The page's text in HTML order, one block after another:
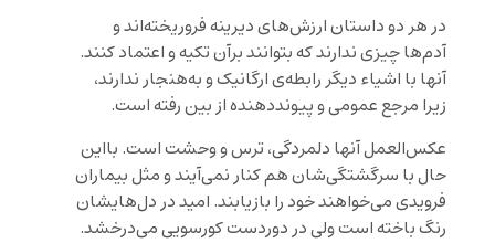
در هر دو داستان ارزش‌های دیرینه فروریخته‌اند و
آدم‌ها چیزی ندارند که بتوانند برآن تکیه و اعتماد کنند.
آنها با اشیاء دیگر رابطه‌ی ارگانیک و به‌هنجار ندارند،
زیرا مرجع عمومی و پیونددهنده از بین رفته است.
عکس‌العمل آنها دلمردگی، ترس و وحشت است. بااین
حال با سرگشتگی‌شان هم کنار نمی‌آیند و مثل بیماران
فرویدی می‌خواهند خود را بازیابند. امید در دل‌هایشان
رنگ باخته است ولی در دوردست کورسویی می‌درخشد.